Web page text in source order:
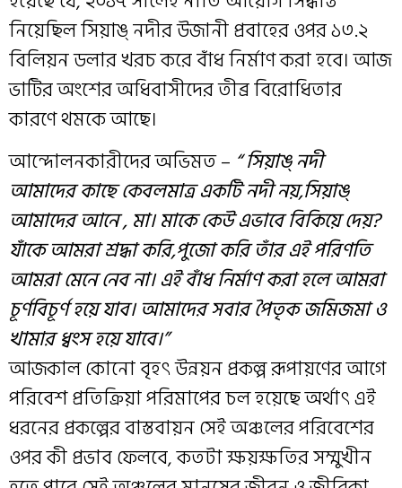
নিয়েছিল সিয়াঙ্ নদীর উজানী প্রবাহের ওপর ১৩.২
বিলিয়ন ডলার খরচ করে বাঁধ নির্মাণ করা হবে। আজ
ভাটির অংশের অধিবাসীদের তীব্র বিরোধিতার
কারণে থমকে আছে।
আন্দোলনকারীদের অভিমত – “ সিয়াঙ্ নদী
আমাদের কাছে কেবলমাত্র একটি নদী নয়,সিয়াঙ্
আমাদের আনে , মা। মাকে কেউ এভাবে বিকিয়ে দেয়?
যাঁকে আমরা শ্রদ্ধা করি,পুজো করি তাঁর এই পরিণতি
আমরা মেনে নেব না। এই বাঁধ নির্মাণ করা হলে আমরা
চূর্ণবিচূর্ণ হয়ে যাব। আমাদের সবার পৈতৃক জমিজমা ও
খামার ধ্বংস হয়ে যাবে।”
আজকাল কোনো বৃহৎ উন্নয়ন প্রকল্প রূপায়ণের আগে
পরিবেশ প্রতিক্রিয়া পরিমাপের চল হয়েছে অর্থাৎ এই
ধরনের প্রকল্পের বাস্তবায়ন সেই অঞ্চলের পরিবেশের
ওপর কী প্রভাব ফেলবে, কতটা ক্ষয়ক্ষতির সম্মুখীন